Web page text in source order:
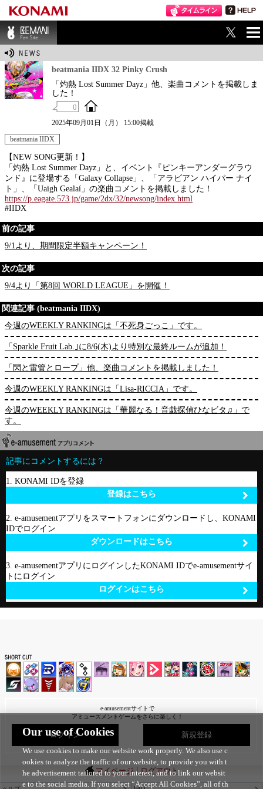
BEMANI Fan Sit
beatmania IIDX 32 Pinky Crush
「灼熱 Lost Summer Dayz」他、楽曲コメントを掲載しま
した！
0
2025年09月01日（月） 15:00掲載
beatmania IIDX
【NEW SONG更新！】
「灼熱 Lost Summer Dayz」と、イベント『ピンキーアンダーグラウ
ンド』に登場する「Galaxy Collapse」、「アラビアン ハイパー ナイ
ト」、「Uaigh Gealaí」の楽曲コメントを掲載しました！
https://p.eagate.573.jp/game/2dx/32/newsong/index.html
#IIDX
前の記事
9/1より、期間限定半額キャンペーン！
次の記事
9/4より「第8回 WORLD LEAGUE」を開催！
関連記事 (beatmania IIDX)
今週のWEEKLY RANKINGは「不死身ごっこ」です。
「Sparkle Fruit Lab.｣に8/6(木)より特別な最終ルームが追加！
「閃と雷管とロープ」他、楽曲コメントを掲載しました！
今週のWEEKLY RANKINGは「Lisa-RICCIA」です。
今週のWEEKLY RANKINGは「華麗なる！音戯探偵ひなビタ♫」で
す。
記事にコメントするには？
1. KONAMI IDを登録
登録はこちら
2. e-amusementアプリをスマートフォンにダウンロードし、KONAMI
IDでログイン
ダウンロードはこちら
3. e-amusementアプリにログインしたKONAMI IDでe-amusementサイ
トにログイン
ログインはこちら
e-amusementサイトで
アミューズメントゲームをさらに楽しく！
ログイン 新規登録
マイページ|ログアウト
Our use of Cookies
We use cookies to make our website work properly. We also use c
ookies to analyze the traffic of our website, to provide you with t
he advertisement tailored to your interest, and to link our websit
e to the social media. If you select “Accept All Cookies”, all of th